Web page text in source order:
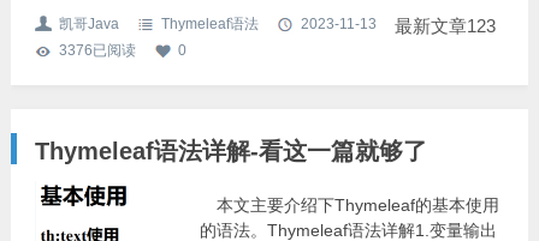
最新文章123
凯哥Java Thymeleaf语法
2023-11-13
3376已阅读 0
Thymeleaf语法详解-看这一篇就够了
本文主要介绍下Thymeleaf的基本使用
的语法。Thymeleaf语法详解1.变量输出